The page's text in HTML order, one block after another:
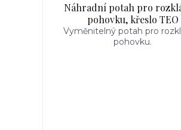
Náhradní potah pro
pohovku, křeslo TEO
Vyměnitelný potah pro
pohovku.